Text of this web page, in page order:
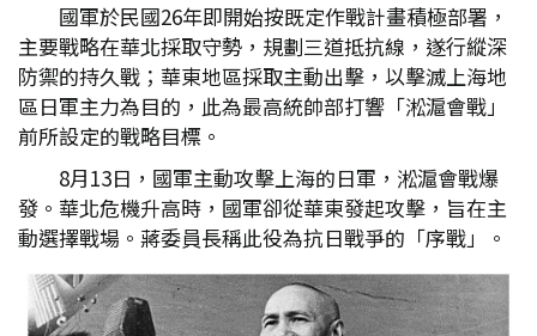
國軍於民國26年即開始按既定作戰計畫積極部署，
主要戰略在華北採取守勢，規劃三道抵抗線，遂行縱深
防禦的持久戰；華東地區採取主動出擊，以擊滅上海地
區日軍主力為目的，此為最高統帥部打響「淞滬會戰」
前所設定的戰略目標。
8月13日，國軍主動攻擊上海的日軍，淞滬會戰爆
發。華北危機升高時，國軍卻從華東發起攻擊，旨在主
動選擇戰場。蔣委員長稱此役為抗日戰爭的「序戰」。